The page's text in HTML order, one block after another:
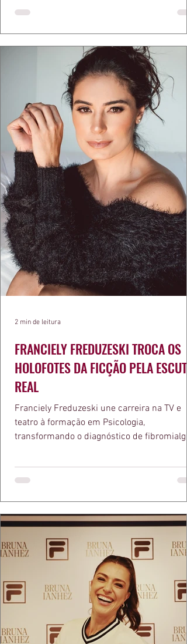
defende há tempos, o de que moda
estruturas geométricas, volumes
aquele concreto aparente típico da
arquitetura paulistana em peças de vestir,
FRANCIELY FREDUZESKI TROCA OS
HOLOFOTES DA FICÇÃO PELA ESCUTA
REAL
Franciely Freduzeski une carreira na TV e
teatro à formação em Psicologia,
transformando o diagnóstico de fibromialgia
medalha Chiquinha Gonzaga.
2 min de leitura